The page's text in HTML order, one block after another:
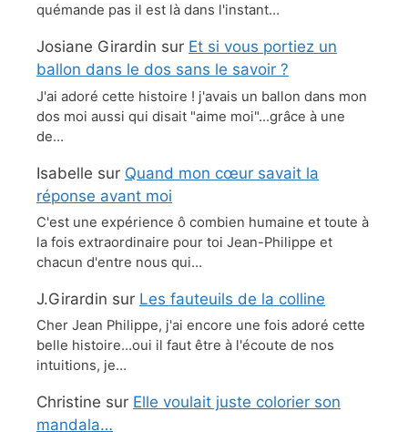
quémande pas il est là dans l'instant…
Josiane Girardin sur Et si vous portiez un
ballon dans le dos sans le savoir ?
J'ai adoré cette histoire ! j'avais un ballon dans mon
dos moi aussi qui disait "aime moi"...grâce à une
de…
Isabelle sur Quand mon cœur savait la
réponse avant moi
C'est une expérience ô combien humaine et toute à
la fois extraordinaire pour toi Jean-Philippe et
chacun d'entre nous qui…
J.Girardin sur Les fauteuils de la colline
Cher Jean Philippe, j'ai encore une fois adoré cette
belle histoire...oui il faut être à l'écoute de nos
intuitions, je…
Christine sur Elle voulait juste colorier son
mandala…